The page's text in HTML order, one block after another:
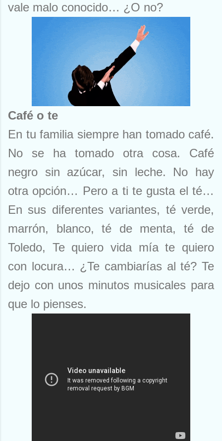
vale malo conocido… ¿O no?
Café o te
En tu familia siempre han tomado café.
No se ha tomado otra cosa. Café
negro sin azúcar, sin leche. No hay
otra opción… Pero a ti te gusta el té…
En sus diferentes variantes, té verde,
marrón, blanco, té de menta, té de
Toledo, Te quiero vida mía te quiero
con locura… ¿Te cambiarías al té? Te
dejo con unos minutos musicales para
que lo pienses.